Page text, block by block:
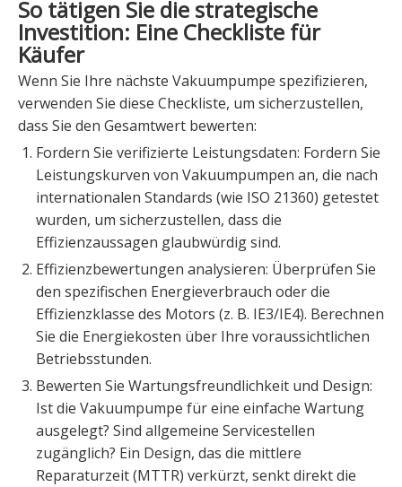
So tätigen Sie die strategische
Investition: Eine Checkliste für
Käufer
Wenn Sie Ihre nächste Vakuumpumpe spezifizieren,
verwenden Sie diese Checkliste, um sicherzustellen,
dass Sie den Gesamtwert bewerten:
Fordern Sie verifizierte Leistungsdaten: Fordern Sie
Leistungskurven von Vakuumpumpen an, die nach
internationalen Standards (wie ISO 21360) getestet
wurden, um sicherzustellen, dass die
Effizienzaussagen glaubwürdig sind.
Effizienzbewertungen analysieren: Überprüfen Sie
den spezifischen Energieverbrauch oder die
Effizienzklasse des Motors (z. B. IE3/IE4). Berechnen
Sie die Energiekosten über Ihre voraussichtlichen
Betriebsstunden.
Bewerten Sie Wartungsfreundlichkeit und Design:
Ist die Vakuumpumpe für eine einfache Wartung
ausgelegt? Sind allgemeine Servicestellen
zugänglich? Ein Design, das die mittlere
Reparaturzeit (MTTR) verkürzt, senkt direkt die